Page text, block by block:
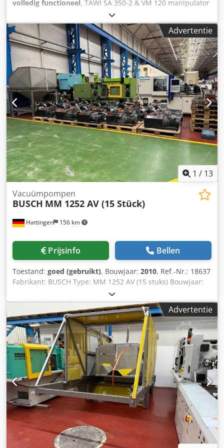
volledig functioneel, TAWI SA 350-2 & VM 120 manipulator
in goede staat: Chsdpfxszpwhuj Abhsa Bouwjaar 2018
Vacuümhefvermogen: 40 kg Hoogte van de kolom: 360 cm
Lengte van de uitschuifarm: 400 cm Inclusief wandbeugel
voor de vacuümpomp Eén rubberen voet op de zuignap
ontbreekt Verzending is mogelijk na overleg. #8551
Advertentie
1 / 13
Hattingen 156 km
Vacuümpompen
BUSCH MM 1252 AV (15 Stück)
Prijsinfo Bellen
Toestand: goed (gebruikt), Bouwjaar: 2010, Ref.-Nr.: 18637
Fabrikant: BUSCH Type: MM 1252 AV (15 stuks) Bouwjaar:
2010 Aanvullende informatie: Fabrikant | Model |
Bouwjaar | Capaciteit | Frequentie | Busch Mink MM 1252
AV | 2010 | 250 m³/u | 50 Hz | Busch Mink MM 1252 AV |
2010 | 250 m³/u | 50 Hz | Busch Mink MM 1252 AV | 2009
| 250 m³/u | 50 Hz | Busch Mink MM 1252 AV | 2010 | 250
m³/u | 50 Hz | Busch Mink MM 1252 AV | 2010 | 250/300
m³/u | 50/60 Hz | Busch Mink MM 1252 AV | 2010 | 250
m³/u | 50 Hz | Busch Mink MM 1252 AV | 2010 | 250 m³/u
| 50 Hz | Busch Mink MM 1252 AV | 2009 | 250/300 m³/u |
50/60 Hz | Busch Mink MM 1252 AV | 2010 | 250 m³/u | 50
Hz | Busch Mink MM 1252 AV | 2009 | 250/300 m³/u |
50/60 Hz | Busch Mink MM 1252 AV | 2009 | 250/300 m³/u
| 50/60 Hz | Busch Mink MM 1252 AV | 2010 | 250 m³/u |
50 Hz | Busch Mink MM 1252 AV | 2009 | 250/300 m³/u |
50/60 Hz | Busch Mink MM 1252 AV | 2009 | 250/300 m³/u
Advertentie